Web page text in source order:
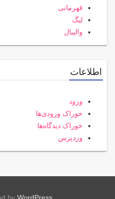
قهرمانی
لیگ
والیبال
اطلاعات
ورود
خوراک ورودی‌ها
خوراک دیدگاه‌ها
وردپرس